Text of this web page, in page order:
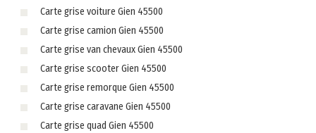
Carte grise voiture Gien 45500
Carte grise camion Gien 45500
Carte grise van chevaux Gien 45500
Carte grise scooter Gien 45500
Carte grise remorque Gien 45500
Carte grise caravane Gien 45500
Carte grise quad Gien 45500